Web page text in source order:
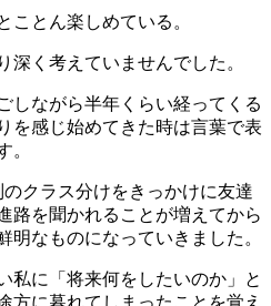
ことん楽しめている。
深く考えていませんでした。
しながら半年くらい経ってくる
を感じ始めてきた時は言葉で表
。
クラス分けをきっかけに友達
路を聞かれることが増えてから
明なものになっていきました。
私に「将来何をしたいのか」と